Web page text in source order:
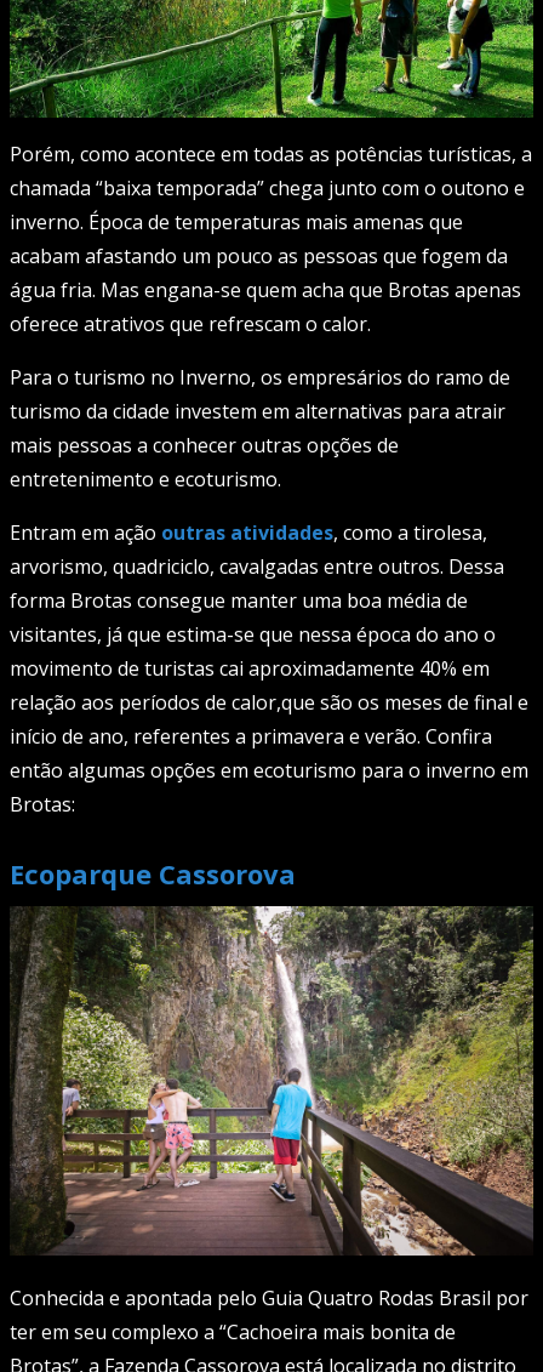
Porém, como acontece em todas as potências turísticas, a
chamada “baixa temporada” chega junto com o outono e
inverno. Época de temperaturas mais amenas que
acabam afastando um pouco as pessoas que fogem da
água fria. Mas engana-se quem acha que Brotas apenas
oferece atrativos que refrescam o calor.
Para o turismo no Inverno, os empresários do ramo de
turismo da cidade investem em alternativas para atrair
mais pessoas a conhecer outras opções de
entretenimento e ecoturismo.
Entram em ação outras atividades, como a tirolesa,
arvorismo, quadriciclo, cavalgadas entre outros. Dessa
forma Brotas consegue manter uma boa média de
visitantes, já que estima-se que nessa época do ano o
movimento de turistas cai aproximadamente 40% em
relação aos períodos de calor,que são os meses de final e
início de ano, referentes a primavera e verão. Confira
então algumas opções em ecoturismo para o inverno em
Brotas:
Ecoparque Cassorova
Conhecida e apontada pelo Guia Quatro Rodas Brasil por
ter em seu complexo a “Cachoeira mais bonita de
Brotas”, a Fazenda Cassorova está localizada no distrito